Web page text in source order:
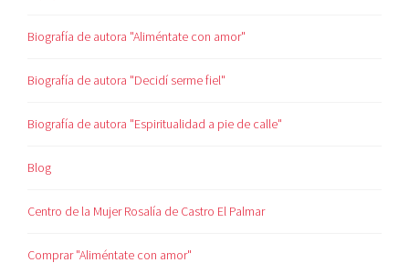
Biografía de autora "Aliméntate con amor"
Biografía de autora "Decidí serme fiel"
Biografía de autora "Espiritualidad a pie de calle"
Blog
Centro de la Mujer Rosalía de Castro El Palmar
Comprar "Aliméntate con amor"